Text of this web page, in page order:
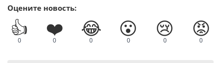
Оцените новость:
👍
0
❤️
0
😂
0
😮
0
😢
0
😡
0